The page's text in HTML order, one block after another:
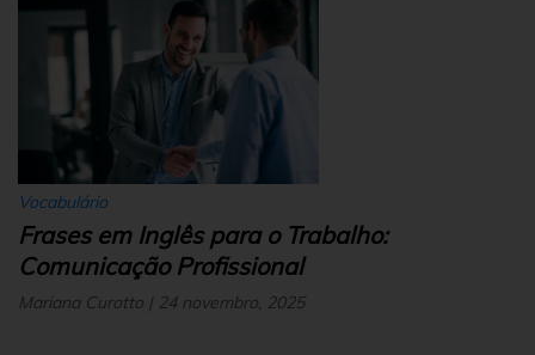
Vocabulário
Frases em Inglês para o Trabalho:
Comunicação Profissional
Mariana Curotto | 24 novembro, 2025